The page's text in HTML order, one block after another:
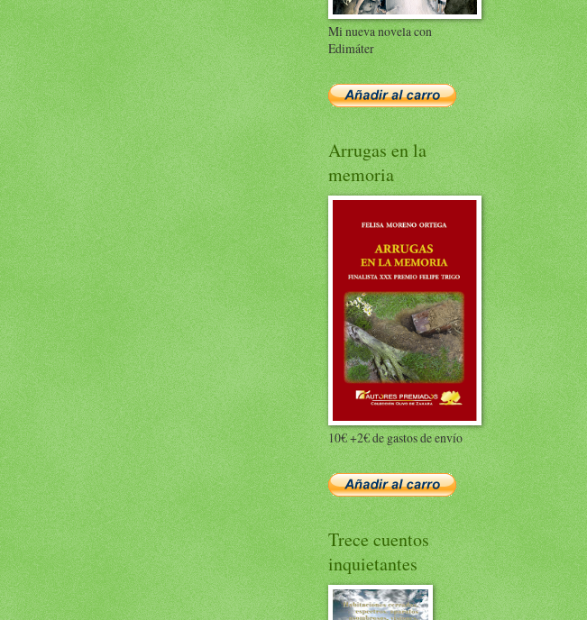
Mi nueva novela con
Edimáter
Arrugas en la
memoria
10€ +2€ de gastos de envío
Trece cuentos
inquietantes